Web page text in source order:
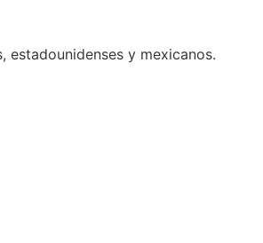
y mexicanos.